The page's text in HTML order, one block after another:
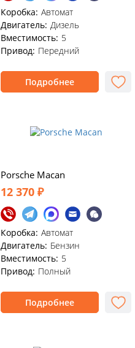
Коробка: Автомат
Двигатель: Дизель
Вместимость: 5
Привод: Передний
Подробнее
Porsche Macan
12 370 ₽
Коробка: Автомат
Двигатель: Бензин
Вместимость: 5
Привод: Полный
Подробнее